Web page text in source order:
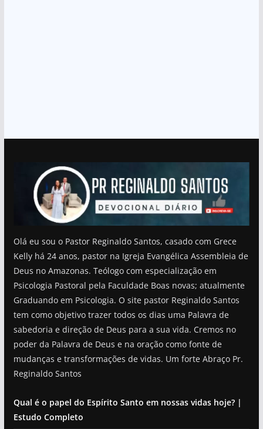
Olá eu sou o Pastor Reginaldo Santos, casado com Grece
Kelly há 24 anos, pastor na Igreja Evangélica Assembleia de
Deus no Amazonas. Teólogo com especialização em
Psicologia Pastoral pela Faculdade Boas novas; atualmente
Graduando em Psicologia. O site pastor Reginaldo Santos
tem como objetivo trazer todos os dias uma Palavra de
sabedoria e direção de Deus para a sua vida. Cremos no
poder da Palavra de Deus e na oração como fonte de
mudanças e transformações de vidas. Um forte Abraço Pr.
Reginaldo Santos
Qual é o papel do Espírito Santo em nossas vidas hoje? |
Estudo Completo